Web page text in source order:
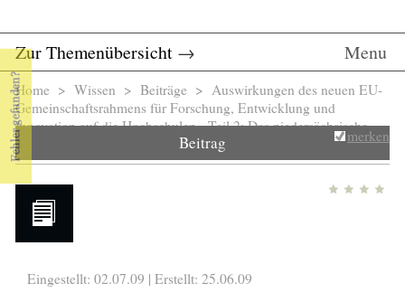
Zur Themenübersicht → Menu
Sie sind hier
Home > Wissen > Beiträge > Auswirkungen des neuen EU-
Gemeinschaftsrahmens für Forschung, Entwicklung und
Innovation auf die Hochschulen - Teil 2: Das niedersächsische
Modell...
Beitrag merken
Eingestellt: 02.07.09 | Erstellt: 25.06.09